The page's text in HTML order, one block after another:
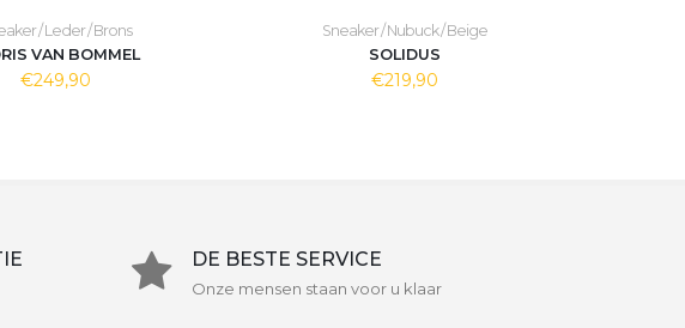
/ Leder / Brons
VAN BOMMEL
€249,90
Sneaker / Nubuck / Beige
SOLIDUS
€219,90
DE BESTE SERVICE
Onze mensen staan voor u klaar